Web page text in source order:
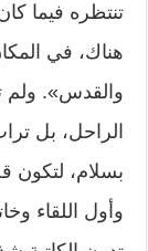
تنتظره فيما
هناك، في
والقدس». ولم
الراحل، بل
بسلام، لتكون
وأول اللقاء